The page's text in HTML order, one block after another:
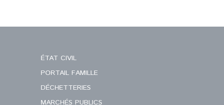
ÉTAT CIVIL
PORTAIL FAMILLE
DÉCHETTERIES
MARCHÉS PUBLICS